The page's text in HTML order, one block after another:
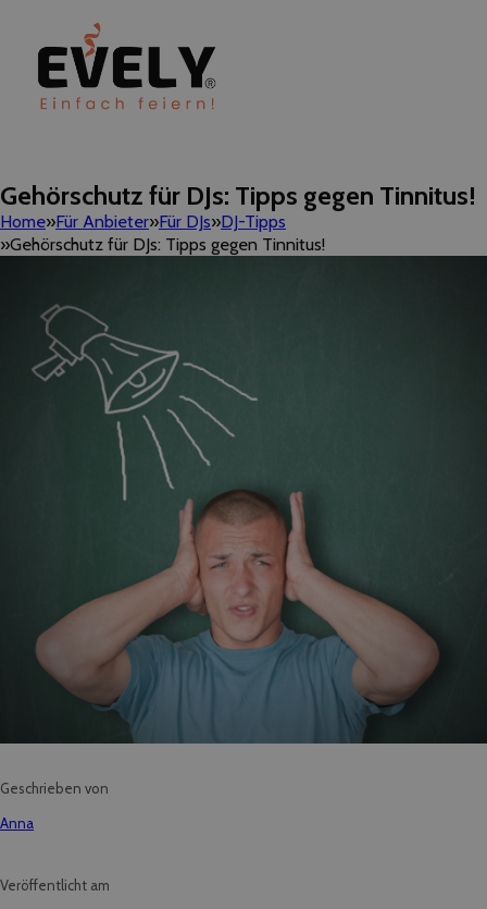
Gehörschutz für DJs: Tipps gegen Tinnitus!
Home Für Anbieter Für DJs DJ-Tipps
Gehörschutz für DJs: Tipps gegen Tinnitus!
Geschrieben von
Anna
Veröffentlicht am